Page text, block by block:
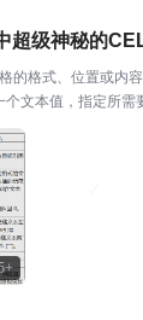
超级神秘的
的格式、位置或内
文本值，指定所需
相应的结果。